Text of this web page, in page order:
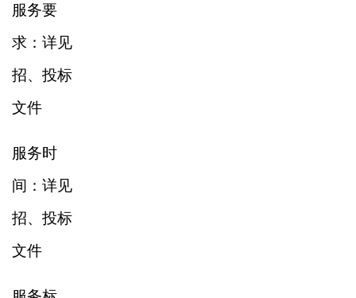
服务要
求：详见
招、投标
文件
服务时
间：详见
招、投标
文件